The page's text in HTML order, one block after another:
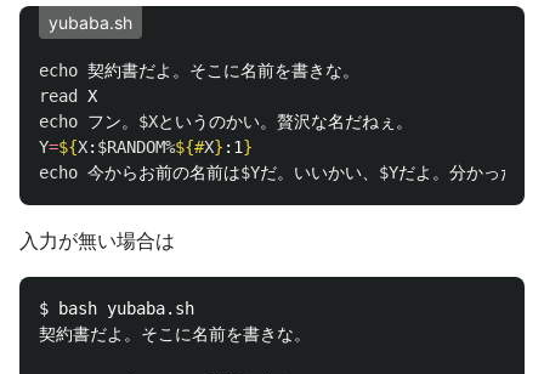
yubaba.sh
echo
read
echo フン。 $X
Y=${X: $RANDOM%${#X} :1}
echo 今からお前の名前は$Yだ。いいかい、 $Yだよ。分かったら
入力が無い場合は
$ bash yubaba.sh
契約書だよ。そこに名前を書きな。